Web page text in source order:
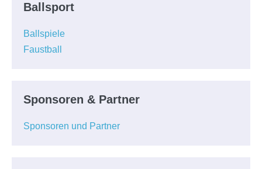
Ballsport
Ballspiele
Faustball
Sponsoren & Partner
Sponsoren und Partner